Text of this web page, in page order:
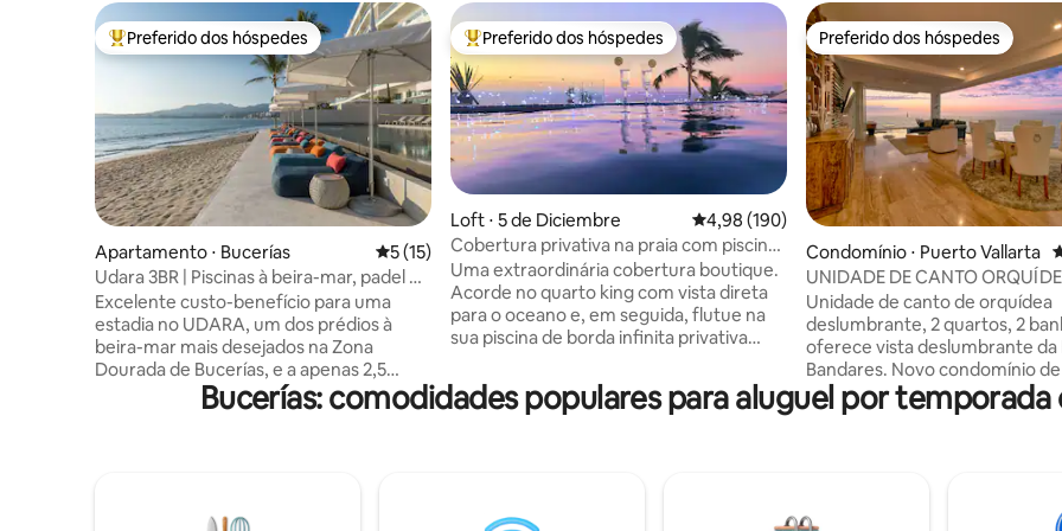
Entre os melhores preferidos dos hóspedes
Preferido dos hóspedes
Apartamento ⋅ Bucerías 5 de uma avaliação média de 5, 15 avaliações
5 (15)
Udara 3BR | Piscinas à beira-mar, padel +
terraço
Excelente custo-benefício para uma
estadia no UDARA, um dos prédios à
beira-mar mais desejados na Zona
Dourada de Bucerías, e a apenas 2,5
quadras da praça principal do centro da
cidade. Este moderno apartamento de 3
Entre os melhores preferidos dos hóspedes
Preferido dos hóspedes
Loft ⋅ 5 de Diciembre 4,98 de uma avaliação média de 5, 190
4,98 (190)
Cobertura privativa na praia com piscina
de borda infinita e vista para o mar
Uma extraordinária cobertura boutique.
Acorde no quarto king com vista direta
para o oceano e, em seguida, flutue na
sua piscina de borda infinita privativa
horizonte. Perfeito para uma escapada
romântica. A área de estar possui uma
querer sair + localização privilegiada: a
Preferido dos hóspedes
Preferido dos hóspedes
Condomínio ⋅ Puerto Vallarta
UNIDADE DE CANTO
FRENTE DE PRAIA DE LUXO
Unidade de canto de orquídea
deslumbrante, 2 quartos, 2
oferece vista deslumbrante da
Bandares. Novo condomínio
estilo resort que oferece 2
grandes, academia,
Bucerías: comodidades populares para aluguel por